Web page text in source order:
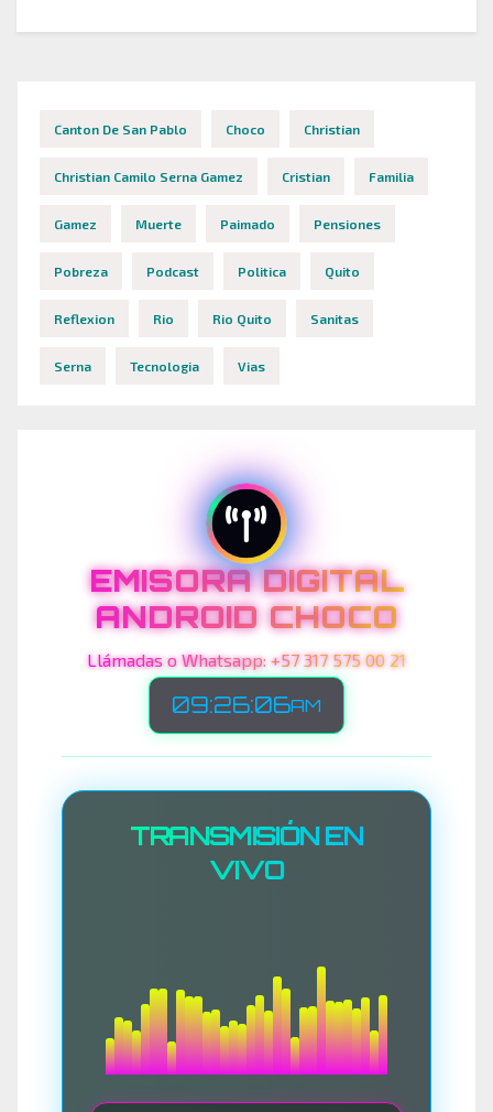
Canton De San Pablo Choco Christian
Christian Camilo Serna Gamez Cristian Familia
Gamez Muerte Paimado Pensiones
Pobreza Podcast Politica Quito
Reflexion Rio Rio Quito Sanitas
Serna Tecnologia Vias
EMISORA DIGITAL
ANDROID CHOCO
Llámadas o Whatsapp: +57 317 575 00 21
09:26:09AM
TRANSMISIÓN EN
VIVO